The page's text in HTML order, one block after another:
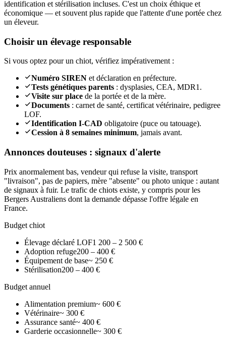
identification et stérilisation incluses. C'est un choix éthique et
économique — et souvent plus rapide que l'attente d'une portée chez
un éleveur.
Choisir un élevage responsable
Si vous optez pour un chiot, vérifiez impérativement :
Numéro SIREN et déclaration en préfecture.
Tests génétiques parents : dysplasies, CEA, MDR1.
Visite sur place de la portée et de la mère.
Documents : carnet de santé, certificat vétérinaire, pedigree
LOF.
Identification I-CAD obligatoire (puce ou tatouage).
Cession à 8 semaines minimum, jamais avant.
Annonces douteuses : signaux d'alerte
Prix anormalement bas, vendeur qui refuse la visite, transport
"livraison", pas de papiers, mère "absente" ou photo unique : autant
de signaux à fuir. Le trafic de chiots existe, y compris pour les
Bergers Australiens dont la demande dépasse l'offre légale en
France.
Budget chiot
Élevage déclaré LOF1 200 – 2 500 €
Adoption refuge200 – 400 €
Équipement de base~ 250 €
Stérilisation200 – 400 €
Budget annuel
Alimentation premium~ 600 €
Vétérinaire~ 300 €
Assurance santé~ 400 €
Garderie occasionnelle~ 300 €